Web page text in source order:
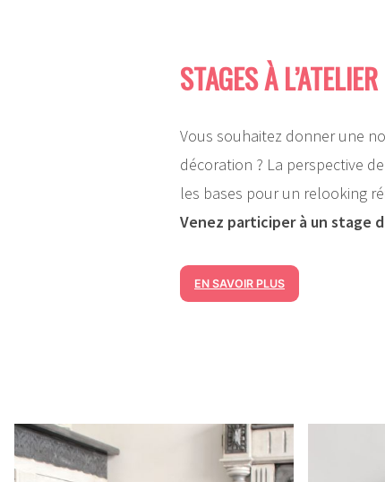
STAGES À L’ATELIER
Vous souhaitez donner une
décoration ? La perspective
les bases pour un relooking
Venez participer à un stage
EN SAVOIR PLUS